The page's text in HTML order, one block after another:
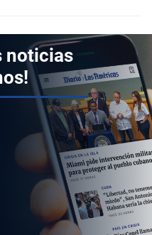
noticias